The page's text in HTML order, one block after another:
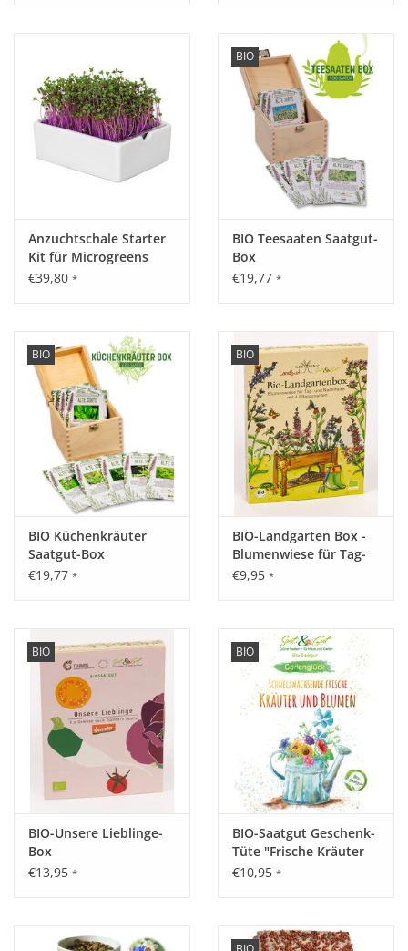
Anzuchtschale Starter
Kit für Microgreens
€39,80 *
BIO
BIO Teesaaten Saatgut-
Box
€19,77 *
BIO
BIO Küchenkräuter
Saatgut-Box
€19,77 *
BIO
BIO-Landgarten Box -
Blumenwiese für Tag-
und Nachtfalter
€9,95 *
BIO
BIO-Unsere Lieblinge-
Box
€13,95 *
BIO
BIO-Saatgut Geschenk-
Tüte "Frische Kräuter
und Blumen"
€10,95 *